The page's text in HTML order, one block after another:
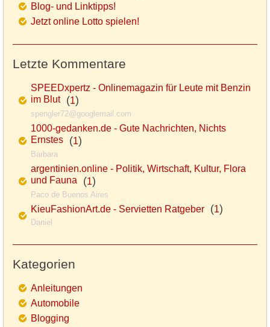
Blog- und Linktipps!
Jetzt online Lotto spielen!
Letzte Kommentare
SPEEDxpertz - Onlinemagazin für Leute mit Benzin
im Blut(1)
spengler72@googlemail.com
1000-gedanken.de - Gute Nachrichten, Nichts
Ernstes (1)
Barbara
argentinien.online - Politik, Wirtschaft, Kultur, Flora
und Fauna (1)
Paco de Buenos Aires
KieuFashionArt.de - Servietten Ratgeber (1)
Daniel
Kategorien
Anleitungen
Automobile
Blogging